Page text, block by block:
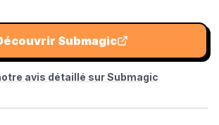
Submagic
avis détaillé surSubmagic